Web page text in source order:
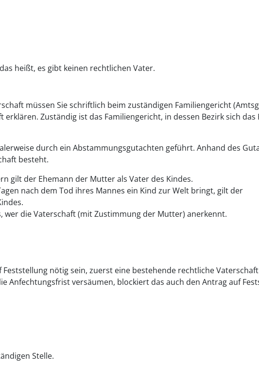
heißt, es gibt keinen rechtlichen Vater.
müssen Sie schriftlich beim zuständigen Familiengericht
Zuständig ist das Familiengericht, in dessen Bezirk sich das
durch ein Abstammungsgutachten geführt. Anhand des
besteht.
gilt der Ehemann der Mutter als Vater des Kindes.
nach dem Tod ihres Mannes ein Kind zur Welt bringt, gilt der
wer die Vaterschaft (mit Zustimmung der Mutter) anerkennt.
Feststellung nötig sein, zuerst eine bestehende rechtliche
Anfechtungsfrist versäumen, blockiert das auch den Antrag auf
Stelle.